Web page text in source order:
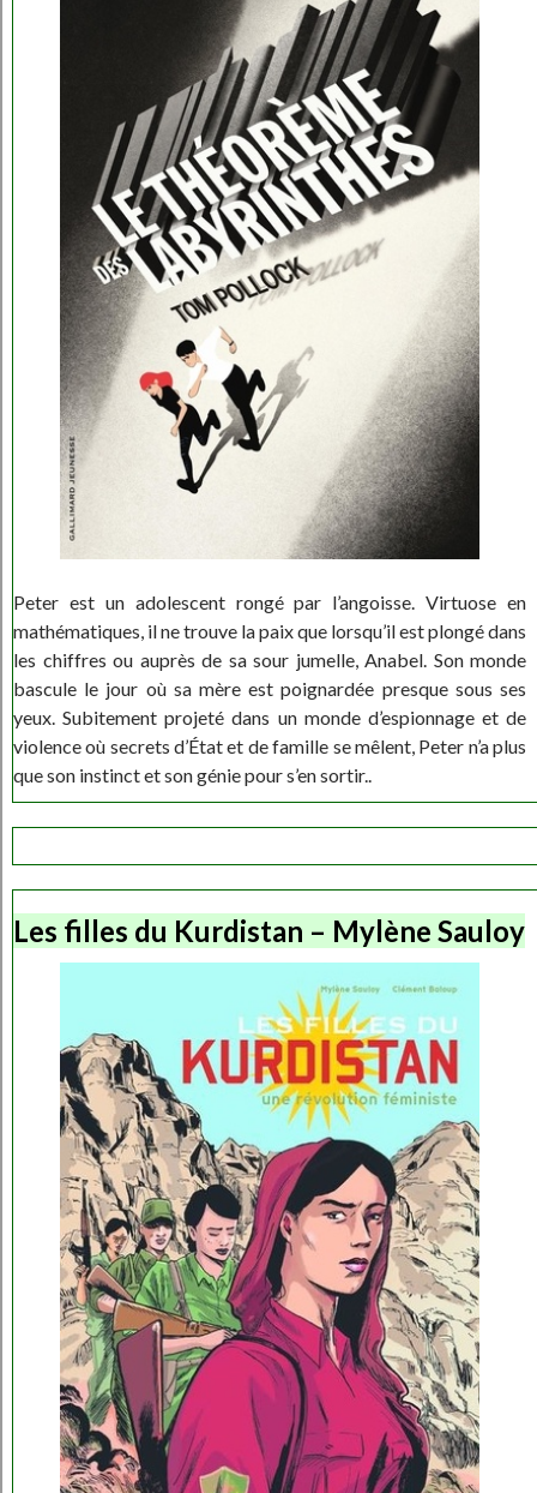
Peter est un adolescent rongé par l’angoisse. Virtuose en
mathématiques, il ne trouve la paix que lorsqu’il est plongé dans
les chiffres ou auprès de sa sour jumelle, Anabel. Son monde
bascule le jour où sa mère est poignardée presque sous ses
yeux. Subitement projeté dans un monde d’espionnage et de
violence où secrets d’État et de famille se mêlent, Peter n’a plus
que son instinct et son génie pour s’en sortir..
Les filles du Kurdistan – Mylène Sauloy